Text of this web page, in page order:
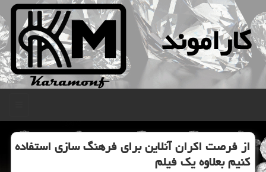
كاراموند
از فرصت اكران آنلاین برای فرهنگ سازی استفاده
كنیم بعلاوه یك فیلم